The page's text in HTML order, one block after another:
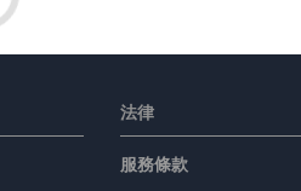
法律
服務條款